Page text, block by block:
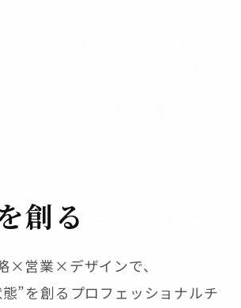
創る
×営業×デザインで、
”を創るプロフェッショナルチ